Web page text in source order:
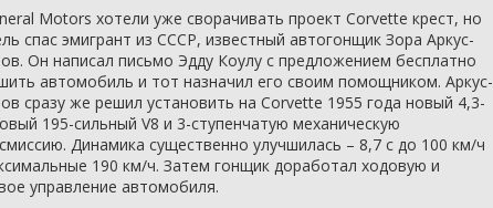
Motors хотели уже сворачивать проект Corvette крест, но
спас эмигрант из СССР, известный автогонщик Зора Аркус-
Он написал письмо Эдду Коулу с предложением бесплатно
автомобиль и тот назначил его своим помощником. Аркус-
сразу же решил установить на Corvette 1955 года новый 4,3-
195-сильный V8 и 3-ступенчатую механическую
Динамика существенно улучшилась – 8,7 с до 100 км/ч
190 км/ч. Затем гонщик доработал ходовую и
управление автомобиля.